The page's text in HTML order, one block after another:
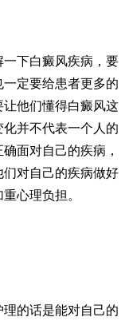
下白癜风疾病，要
定要给患者更多的
他们懂得白癜风这
并不代表一个人的
面对自己的疾病，
对自己的疾病做好
心理负担。
的话是能对自己的